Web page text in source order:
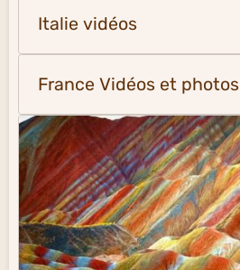
Italie vidéos
France Vidéos et photos